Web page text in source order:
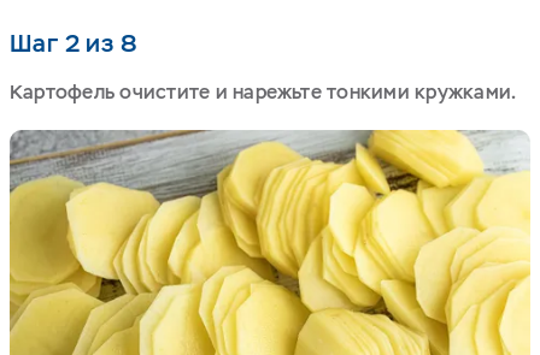
Шаг 2 из 8
Картофель очистите и нарежьте тонкими кружками.